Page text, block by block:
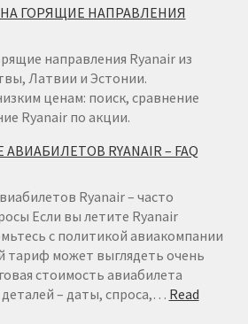
НА ГОРЯЩИЕ НАПРАВЛЕНИЯ
направления Ryanair из
Латвии и Эстонии.
ценам: поиск, сравнение
Ryanair по акции.
RYANAIR – FAQ
Ryanair – часто
Если вы летите Ryanair
с политикой авиакомпании
тариф может выглядеть очень
стоимость авиабилета
деталей – даты, спроса,… Read